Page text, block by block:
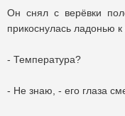
Он снял с верёвки
прикоснулась ладонью к
- Температура?
- Не знаю, - его глаза